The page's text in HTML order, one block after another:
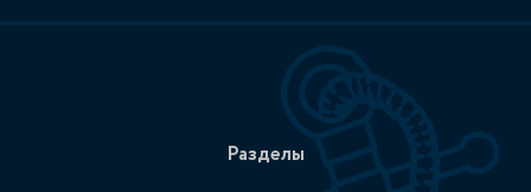
Разделы